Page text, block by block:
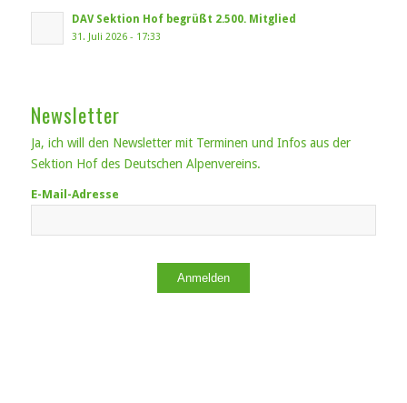
DAV Sektion Hof begrüßt 2.500. Mitglied
31. Juli 2026 - 17:33
Newsletter
Ja, ich will den Newsletter mit Terminen und Infos aus der
Sektion Hof des Deutschen Alpenvereins.
E-Mail-Adresse
Anmelden